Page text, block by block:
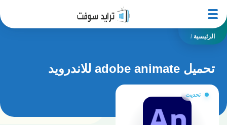
الرئيسية /
تحميل adobe animate للاندرويد
تحديث